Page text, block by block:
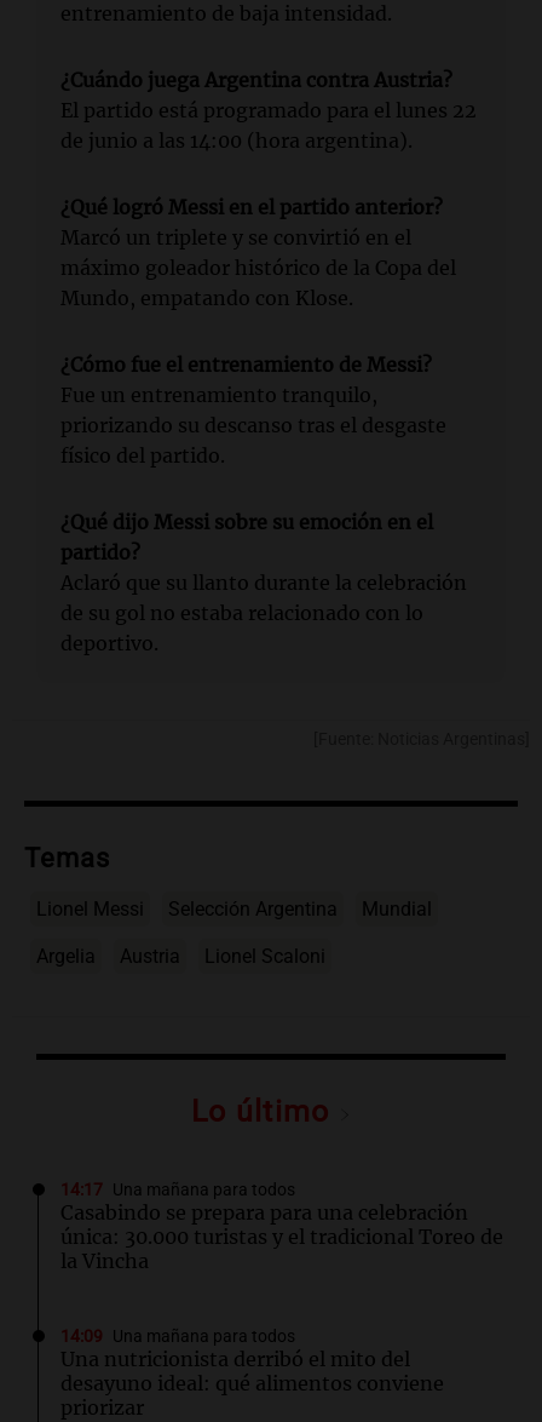
entrenamiento de baja intensidad.
¿Cuándo juega Argentina contra Austria?
El partido está programado para el lunes 22
de junio a las 14:00 (hora argentina).
¿Qué logró Messi en el partido anterior?
Marcó un triplete y se convirtió en el
máximo goleador histórico de la Copa del
Mundo, empatando con Klose.
¿Cómo fue el entrenamiento de Messi?
Fue un entrenamiento tranquilo,
priorizando su descanso tras el desgaste
físico del partido.
¿Qué dijo Messi sobre su emoción en el
partido?
Aclaró que su llanto durante la celebración
de su gol no estaba relacionado con lo
deportivo.
Temas
Lionel Messi Selección Argentina Mundial
Argelia Austria Lionel Scaloni
Lo último
14:17 Una mañana para todos
Casabindo se prepara para una celebración
única: 30.000 turistas y el tradicional Toreo de
la Vincha
14:09 Una mañana para todos
Una nutricionista derribó el mito del
desayuno ideal: qué alimentos conviene
priorizar